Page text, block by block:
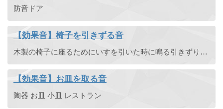
防音ドア
【効果音】椅子を引きずる音
木製の椅子に座るためにいすを引いた時に鳴る引きずり音です。ギーッ。
【効果音】お皿を取る音
陶器 お皿 小皿 レストラン